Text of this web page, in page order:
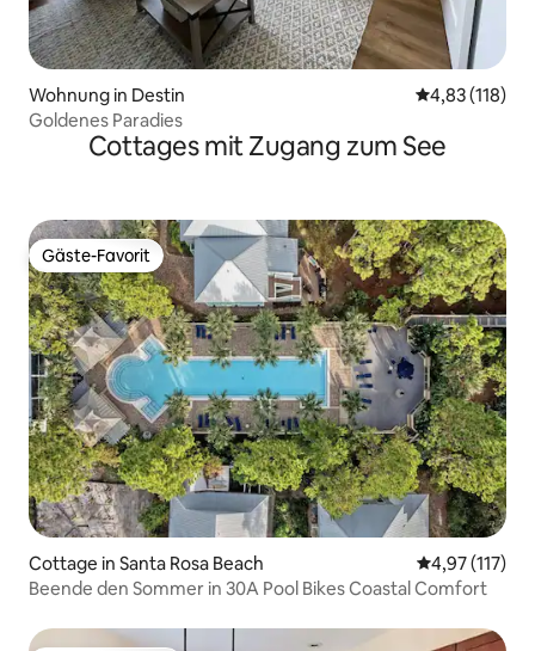
Wohnung in Destin
4,83 (118)
Goldenes Paradies
Cottages mit Zugang zum See
Gäste-Favorit
Gäste-Favorit
Cottage in Santa Rosa Beach
4,97 (117)
Beende den Sommer in 30A Pool Bikes Coastal Comfort